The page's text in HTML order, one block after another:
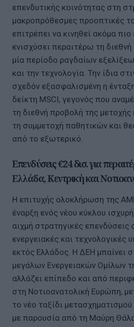
επενδυτικής κοινότητας στη
μακροπρόθεσμες προοπτικές
επιτρέπει να κινηθεί ακόμα πιο
ενισχύσει περαιτέρω τη
μία περίοδο ραγδαίων
και την τεχνολογία. Την ίδια
σχεδόν εξασφαλισμένη η
δείκτη MSCI, γεγονός που
τη διεθνή προβολή της μετοχής
τη συμμετοχή παθητικών και
από το εξωτερικό.
Επενδύσεις €24 δισ. για
Ελλάδα, Κεντρική και
Η επιτυχής ολοκλήρωση της
έναρξη ενός νέου κύκλου
αιχμή στρατηγικές επενδύσεις
ενεργειακές και τεχνολογικές
εκτός Ελλάδος. Η ΔΕΗ μπαίνει
μεγάλων Ενεργειακών Ομίλων
αλλάζει επίπεδο και από
στη Νοτιοανατολική Ευρώπη,
το νέο ταξίδι
με παρουσία από τη Μαύρη